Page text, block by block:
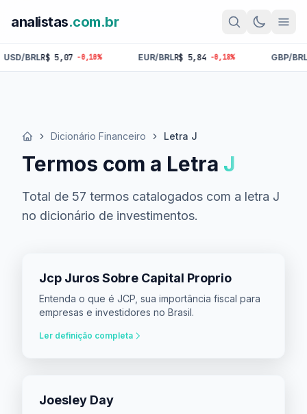
analistas.com.br
EUR/BRLR$ 5,84 -0,18% GBP/BRLR$ 6,81 -0,34%
Início Dicionário Financeiro Letra J
Termos com a Letra J
Total de 57 termos catalogados com a letra J
no dicionário de investimentos.
Jcp Juros Sobre Capital Proprio
Entenda o que é JCP, sua importância fiscal para
empresas e investidores no Brasil.
Ler definição completa
Joesley Day